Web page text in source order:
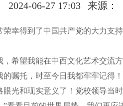
2024-06-27 17:03 来源：
幸得到了中国共产党的大力支
，希望我能在中西文化艺术交流
的嘱托，时至今日我都牢牢记得
光和现实意义了！党校领导当